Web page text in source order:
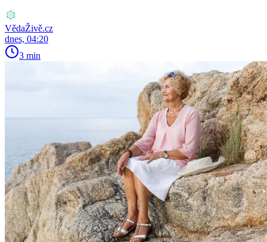
VědaŽivě.cz
dnes, 04:20
3 min